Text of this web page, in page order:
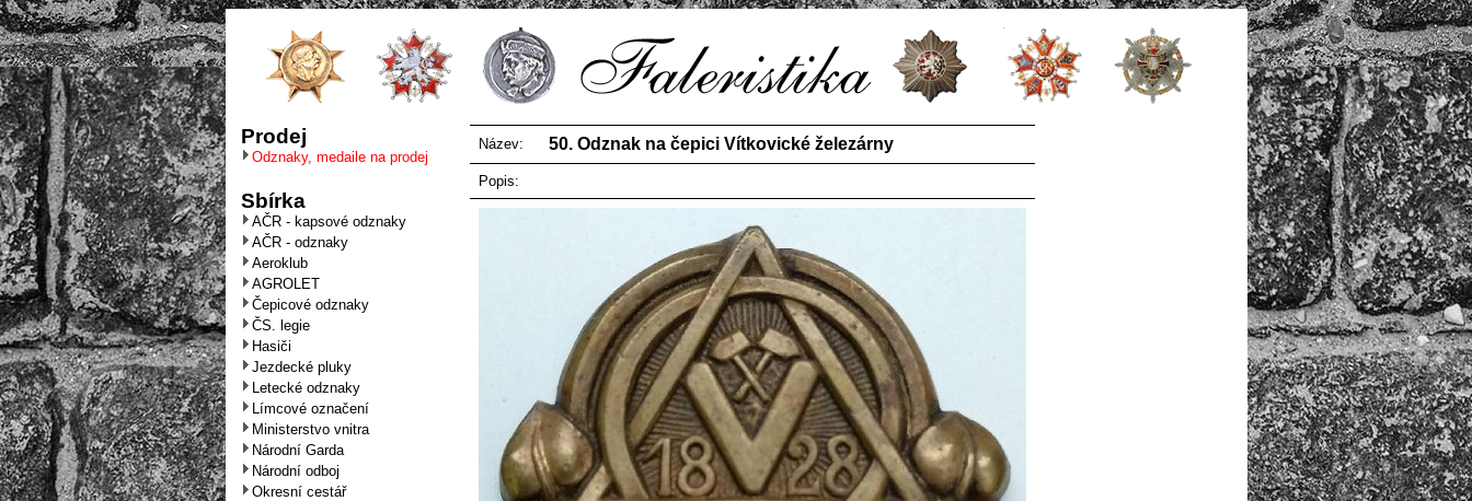
Prodej
Odznaky, medaile na prodej
Sbírka
AČR - kapsové odznaky
AČR - odznaky
Aeroklub
AGROLET
Čepicové odznaky
ČS. legie
Hasiči
Jezdecké pluky
Letecké odznaky
Límcové označení
Ministerstvo vnitra
Národní Garda
Národní odboj
Okresní cestář
Název: 50. Odznak na čepici Vítkovické železárny
Popis: